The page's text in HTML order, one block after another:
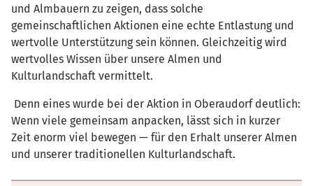
und Almbauern zu zeigen, dass solche
gemeinschaftlichen Aktionen eine echte Entlastung und
wertvolle Unterstützung sein können. Gleichzeitig wird
wertvolles Wissen über unsere Almen und
Kulturlandschaft vermittelt.
Denn eines wurde bei der Aktion in Oberaudorf deutlich:
Wenn viele gemeinsam anpacken, lässt sich in kurzer
Zeit enorm viel bewegen — für den Erhalt unserer Almen
und unserer traditionellen Kulturlandschaft.